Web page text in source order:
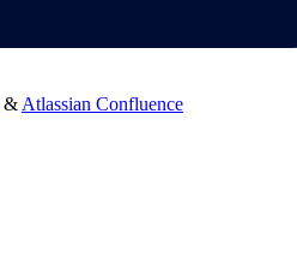
& Atlassian Confluence